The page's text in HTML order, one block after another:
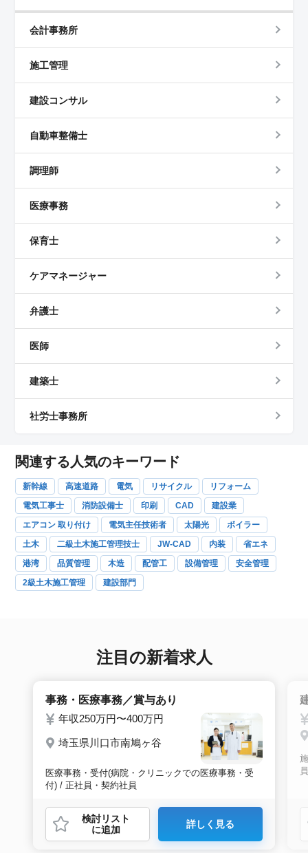
会計事務所
施工管理
建設コンサル
自動車整備士
調理師
医療事務
保育士
ケアマネージャー
弁護士
医師
建築士
社労士事務所
関連する人気のキーワード
新幹線 高速道路 電気 リサイクル
リフォーム
電気工事士
消防設備士 印刷 CAD
建設業
エアコン 取り付け
電気主任技術者 太陽光
ボイラー
土木
二級土木施工管理技士 JW-CAD 内装
省エネ
港湾
品質管理 木造 配管工 設備管理
安全管理
2級土木施工管理
建設部門
注目の新着求人
事務・医療事務／賞与あり
年収250万円〜400万円
埼玉県川口市南鳩ヶ谷
医療事務・受付(病院・クリニックでの医療事務・受
付) / 正社員・契約社員
検討リスト
に追加
詳しく見る
員